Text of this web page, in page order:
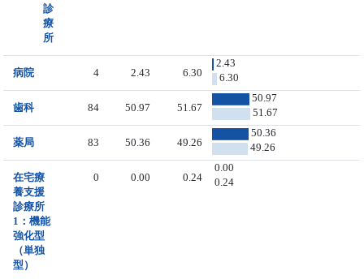
診
療
所
病院 4 2.43 6.30
2.43
6.30
歯科 84 50.97 51.67
50.97
51.67
薬局 83 50.36 49.26
50.36
49.26
在宅療
養支援
診療所
1：機能
強化型
（単独
型）
0 0.00 0.24
0.00
0.24